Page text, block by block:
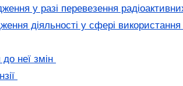
у разі перевезення
діяльності у сфері використання
до неї змін